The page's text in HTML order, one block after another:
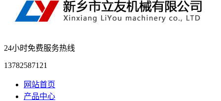
24小时免费服务热线
13782587121
网站首页
产品中心